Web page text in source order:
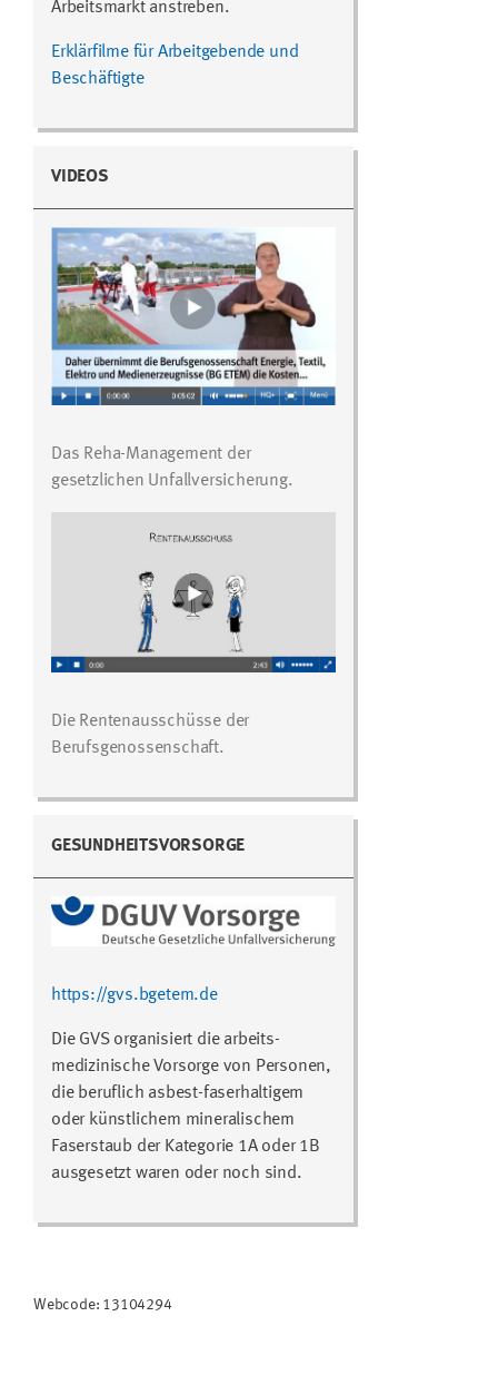
Arbeitsmarkt anstreben.
Erklärfilme für Arbeitgebende und
Beschäftigte
VIDEOS
Das Reha-Management der
gesetzlichen Unfallversicherung.
Die Rentenausschüsse der
Berufsgenossenschaft.
GESUNDHEITSVORSORGE
https://gvs.bgetem.de
Die GVS organisiert die arbeits-
medizinische Vorsorge von Personen,
die beruflich asbest-faserhaltigem
oder künstlichem mineralischem
Faserstaub der Kategorie 1A oder 1B
ausgesetzt waren oder noch sind.
Webcode: 13104294